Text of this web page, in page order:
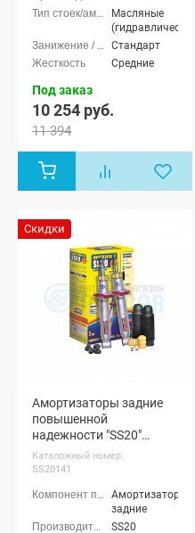
Масляные
(гидравлические)
Стандарт
Средние
Под заказ
10 254 руб.
11 394
Скидки
Амортизаторы задние
повышенной
надежности "SS20"
"Шоссе" ВАЗ 2108-099,
2113-15 (SS20141)
Каталожный номер:
SS20141
Амортизаторы
задние
SS20